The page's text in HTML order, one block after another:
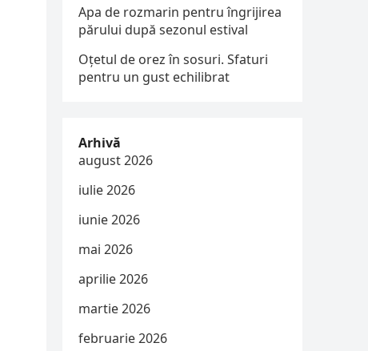
Apa de rozmarin pentru îngrijirea
părului după sezonul estival
Oțetul de orez în sosuri. Sfaturi
pentru un gust echilibrat
Arhivă
august 2026
iulie 2026
iunie 2026
mai 2026
aprilie 2026
martie 2026
februarie 2026